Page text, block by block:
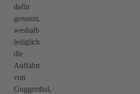
dafür
genannt,
weshalb
lediglich
die
Auffahrt
von
Guggenthal,